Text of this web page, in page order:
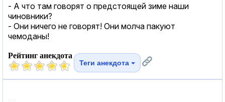
- А что там говорят о предстоящей зиме наши
чиновники?
- Они ничего не говорят! Они молча пакуют
чемоданы!
Рейтинг анекдота
Теги анекдота